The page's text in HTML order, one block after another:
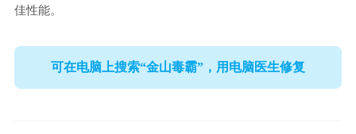
佳性能。
可在电脑上搜索“金山毒霸”，用电脑医生修复